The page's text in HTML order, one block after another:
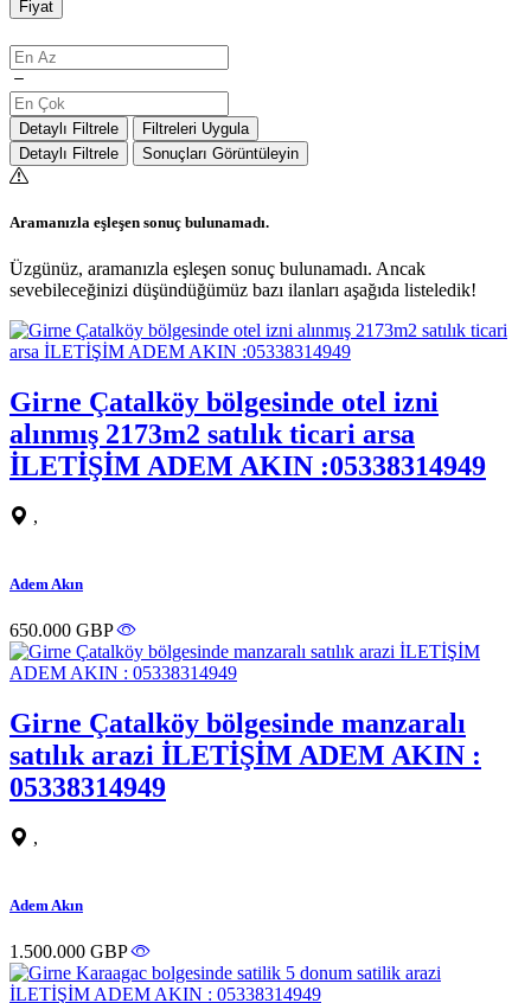
Fiyat
Detaylı Filtrele
Filtreleri Uygula
Detaylı Filtrele
Sonuçları Görüntüleyin
Aramanızla eşleşen sonuç bulunamadı.
Üzgünüz, aramanızla eşleşen sonuç bulunamadı. Ancak
sevebileceğinizi düşündüğümüz bazı ilanları aşağıda listeledik!
Girne Çatalköy bölgesinde otel izni
alınmış 2173m2 satılık ticari arsa
İLETİŞİM ADEM AKIN :05338314949
,
Adem Akın
650.000 GBP
Girne Çatalköy bölgesinde manzaralı
satılık arazi İLETİŞİM ADEM AKIN :
05338314949
,
Adem Akın
1.500.000 GBP